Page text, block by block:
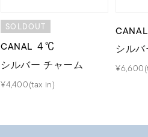
SOLDOUT
CANAL ４℃
シルバー チャーム
¥4,400(tax in)
シル